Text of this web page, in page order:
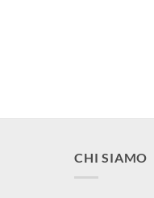
CHI SIAMO